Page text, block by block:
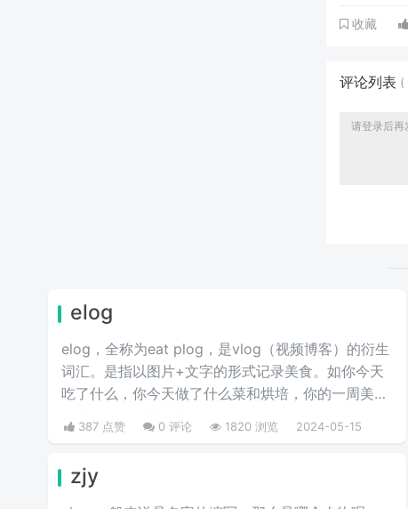
收藏
评论列表 (
elog
elog，全称为eat plog，是vlog（视频博客）的衍生
词汇。是指以图片+文字的形式记录美食。如你今天
吃了什么，你今天做了什么菜和烘培，你的一周美食
盘点，你的奶茶盘点，都值得记录。
387 点赞 0 评论 1820 浏览 2024-05-15
zjy